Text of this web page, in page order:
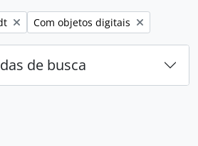
Remover filtro:
Com objetos digitais
de busca